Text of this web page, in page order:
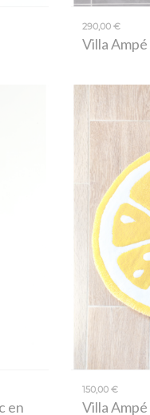
290,00 €
Villa Ampé
en
150,00 €
Villa Ampé